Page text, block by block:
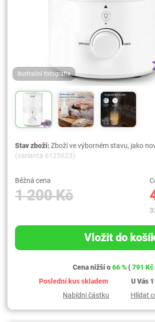
Ilustrační fotografie
Stav zboží:Zboží ve výborném stavu, jako
(varianta 6125623)
Běžná cena
1 200 Kč
Vložit do
Cena nižší o66 %(791 Kč
Poslední kus skladem
U Vás
Nabídni částku
Hlídat